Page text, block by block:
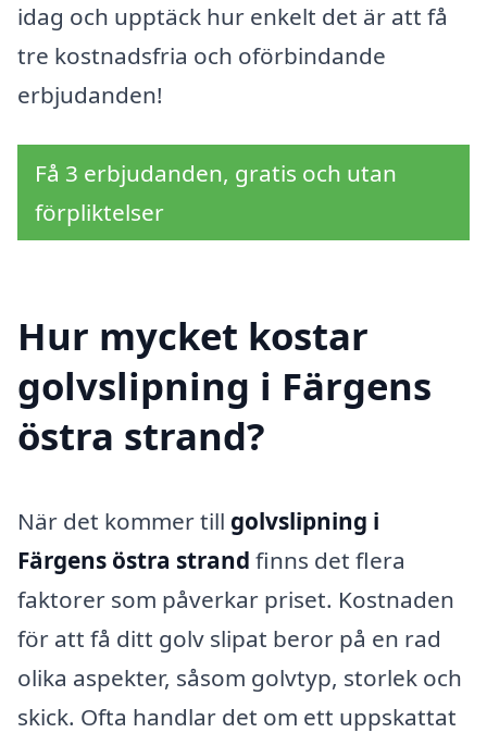
idag och upptäck hur enkelt det är att få
tre kostnadsfria och oförbindande
erbjudanden!
Få 3 erbjudanden, gratis och utan
förpliktelser
Hur mycket kostar
golvslipning i Färgens
östra strand?
När det kommer till golvslipning i
Färgens östra strand finns det flera
faktorer som påverkar priset. Kostnaden
för att få ditt golv slipat beror på en rad
olika aspekter, såsom golvtyp, storlek och
skick. Ofta handlar det om ett uppskattat